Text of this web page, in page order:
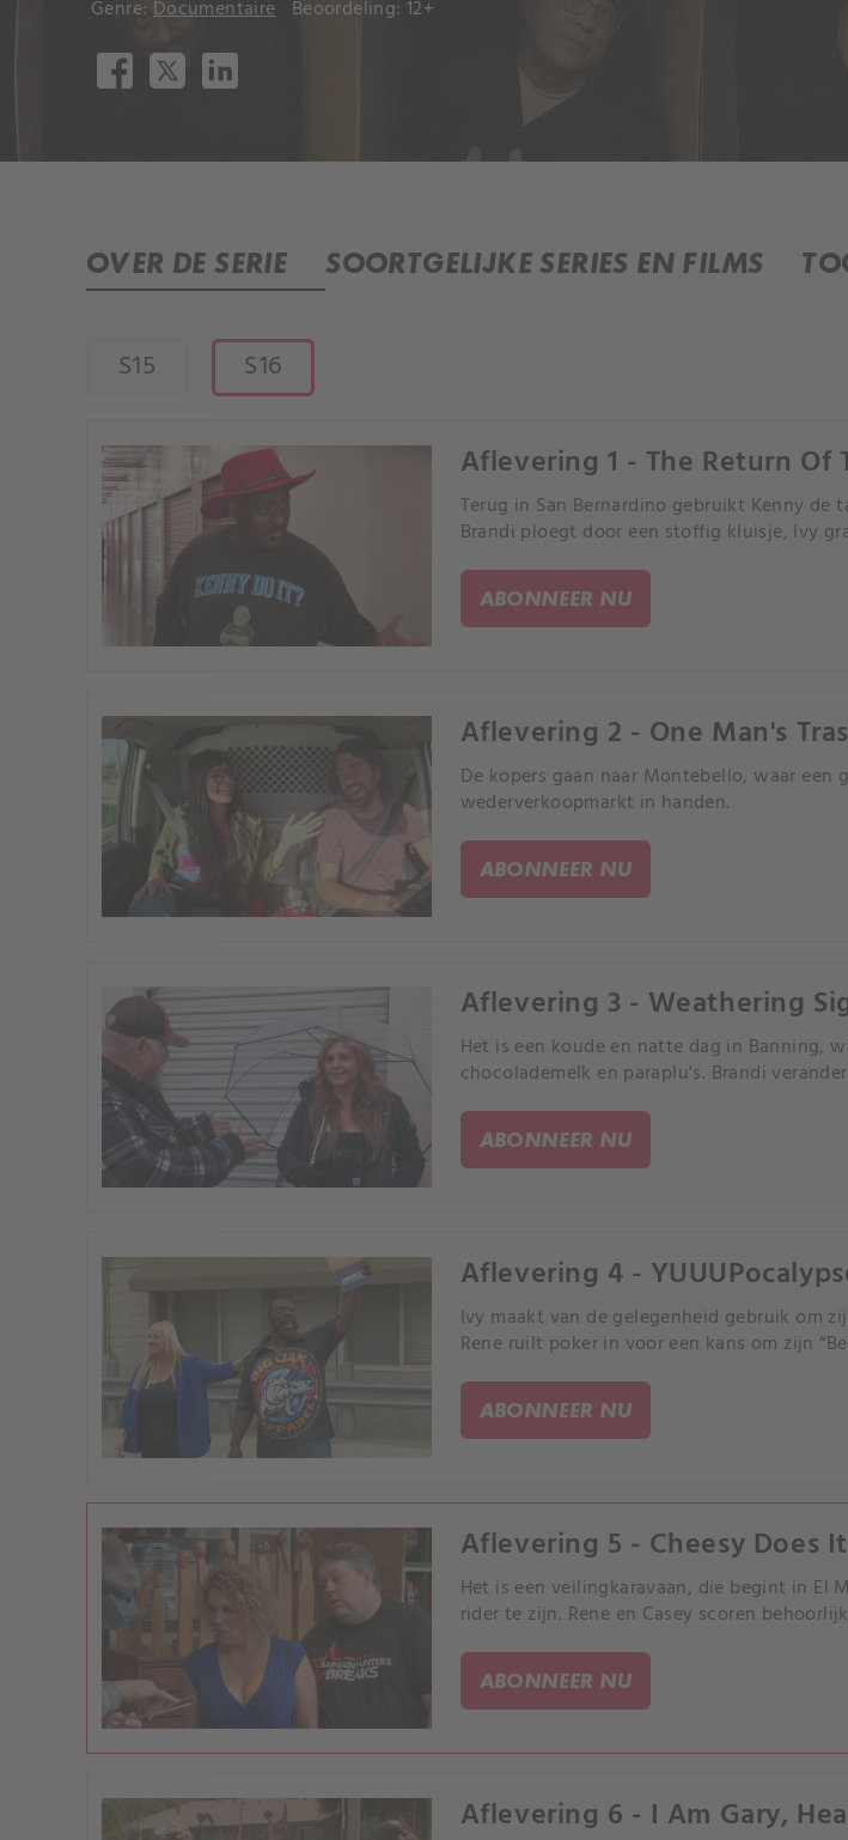
Genre: Documentaire Beoordeling: 12+
OVER DE SERIE SOORTGELIJKE SERIES EN FILMS
S15 S16
Aflevering 1 - The Return Of
Terug in San Bernardino gebruikt Kenny
Brandi ploegt door een stoffig kluisje, Ivy
ABONNEER NU
Aflevering 2 - One Man's
De kopers gaan naar Montebello, waar
wederverkoopmarkt in handen.
ABONNEER NU
Aflevering 3 - Weathering
Het is een koude en natte dag in Banning,
chocolademelk en paraplu's. Brandi
ABONNEER NU
Aflevering 4 -
Ivy maakt van de gelegenheid gebruik om
Rene ruilt poker in voor een kans om zijn
ABONNEER NU
Aflevering 5 - Cheesy Does
Het is een veilingkaravaan, die begint in El
rider te zijn. Rene en Casey scoren
ABONNEER NU
Aflevering 6 - I Am Gary,